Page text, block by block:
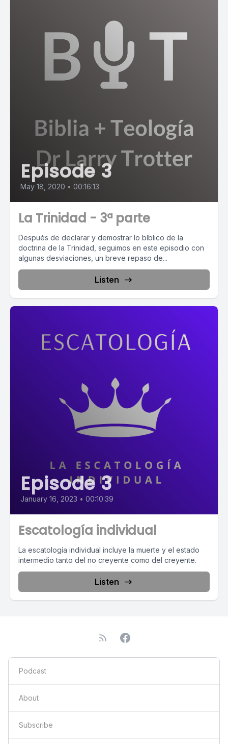
Episode 3
May 18, 2020 • 00:16:13
La Trinidad - 3ª parte
Después de declarar y demostrar lo bíblico de la
doctrina de la Trinidad, seguimos en este episodio con
algunas desviaciones, un breve repaso de...
Listen
Episode 3
January 16, 2023 • 00:10:39
Escatología individual
La escatología individual incluye la muerte y el estado
intermedio tanto del no creyente como del creyente.
Listen
Podcast
About
Subscribe